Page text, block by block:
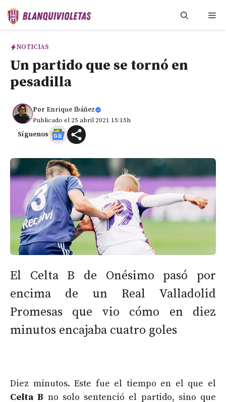
Saltar
NOTICIAS
Un partido que se tornó en
pesadilla
Por Enrique Ibáñez
Publicado el 25 abril 2021 15:15h
Síguenos
El Celta B de Onésimo pasó por
encima de un Real Valladolid
Promesas que vio cómo en diez
minutos encajaba cuatro goles
Diez minutos. Este fue el tiempo en el que el
Celta B no solo sentenció el partido, sino que